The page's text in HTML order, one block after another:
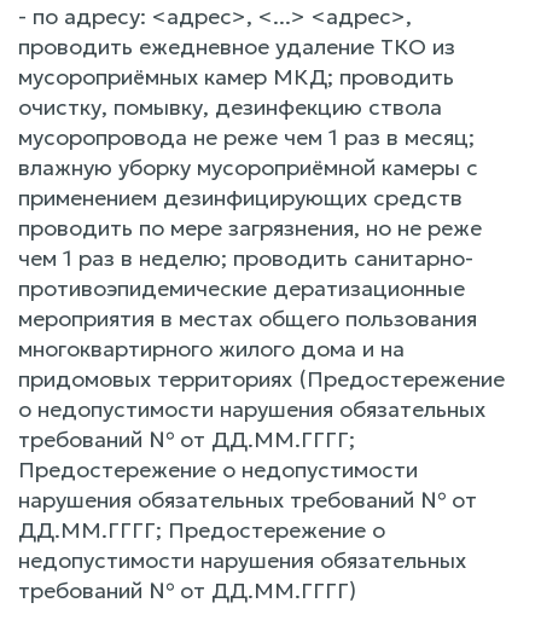
- по адресу: <адрес>, <...> <адрес>,
проводить ежедневное удаление ТКО из
мусороприёмных камер МКД; проводить
очистку, помывку, дезинфекцию ствола
мусоропровода не реже чем 1 раз в месяц;
влажную уборку мусороприёмной камеры с
применением дезинфицирующих средств
проводить по мере загрязнения, но не реже
чем 1 раз в неделю; проводить санитарно-
противоэпидемические дератизационные
мероприятия в местах общего пользования
многоквартирного жилого дома и на
придомовых территориях (Предостережение
о недопустимости нарушения обязательных
требований № от ДД.ММ.ГГГГ;
Предостережение о недопустимости
нарушения обязательных требований № от
ДД.ММ.ГГГГ; Предостережение о
недопустимости нарушения обязательных
требований № от ДД.ММ.ГГГГ)